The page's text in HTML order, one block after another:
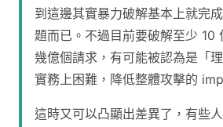
到這邊其實暴力破解基本上就完
題而已。不過目前要破解至少 10
幾億個請求，有可能被認為是「
實務上困難，降低整體攻擊的
這時又可以凸顯出差異了，有些